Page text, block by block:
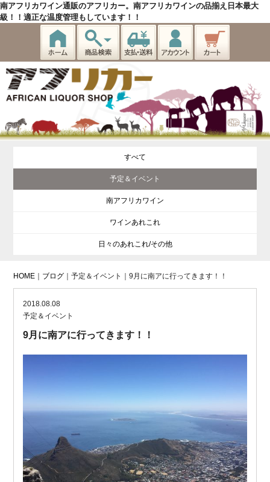
南アフリカワイン通販のアフリカー。南アフリカワインの品揃え日本最大
級！！適正な温度管理もしています！！
すべて
予定＆イベント
南アフリカワイン
ワインあれこれ
日々のあれこれ/その他
HOME ブログ ｜予定＆イベント｜9月に南アに行ってきます！！
2018.08.08
予定＆イベント
9月に南アに行ってきます！！